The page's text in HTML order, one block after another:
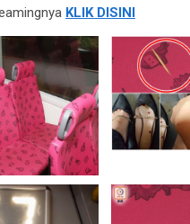
KLIK DISINI